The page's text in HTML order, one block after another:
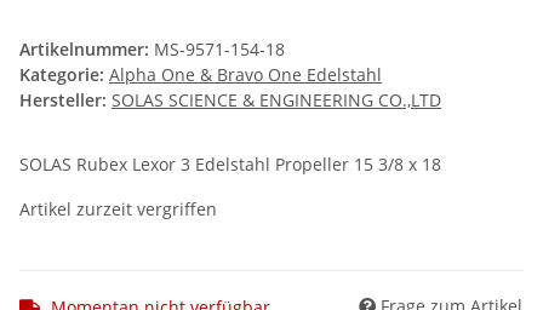
Artikelnummer: MS-9571-154-18
Kategorie: Alpha One & Bravo One Edelstahl
Hersteller: SOLAS SCIENCE & ENGINEERING CO.,LTD
SOLAS Rubex Lexor 3 Edelstahl Propeller 15 3/8 x 18
Artikel zurzeit vergriffen